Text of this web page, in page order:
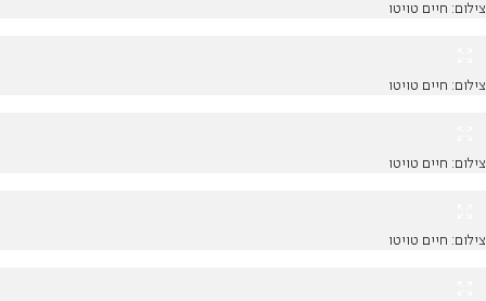
צילום: חיים טויטו
צילום: חיים טויטו
צילום: חיים טויטו
צילום: חיים טויטו